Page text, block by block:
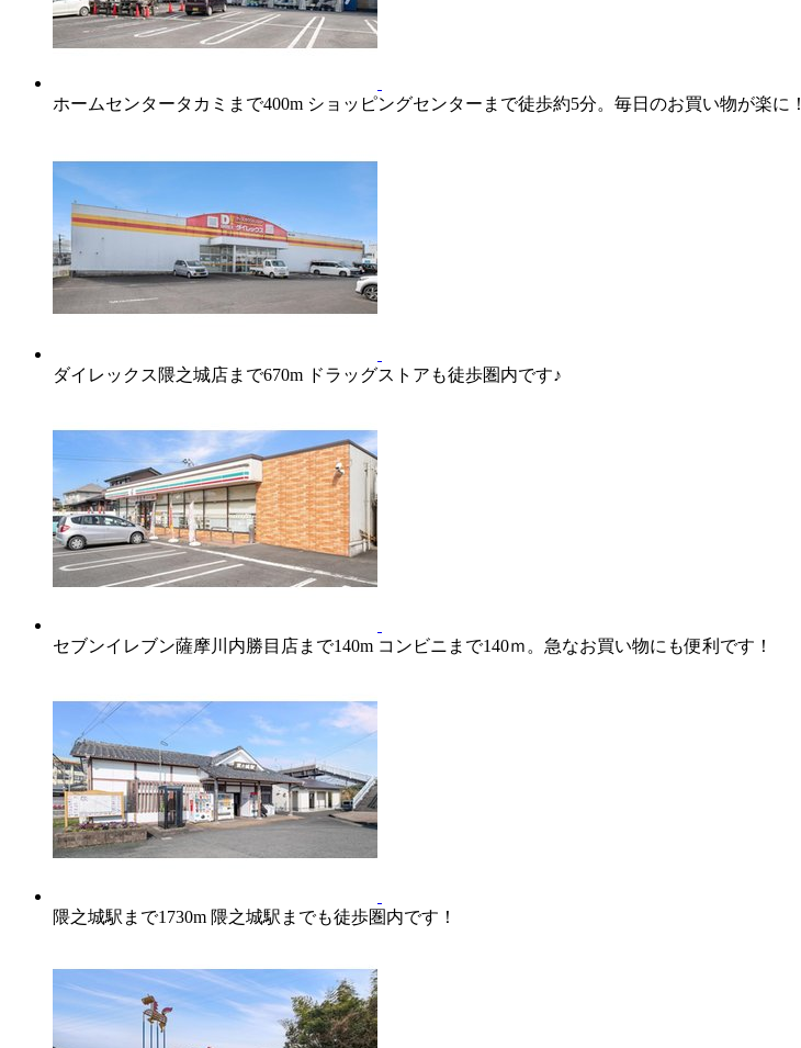
ホームセンタータカミまで400m ショッピングセンターまで徒歩約5分。毎日のお買い物が楽に！
ダイレックス隈之城店まで670m ドラッグストアも徒歩圏内です♪
セブンイレブン薩摩川内勝目店まで140m コンビニまで140ｍ。急なお買い物にも便利です！
隈之城駅まで1730m 隈之城駅までも徒歩圏内です！